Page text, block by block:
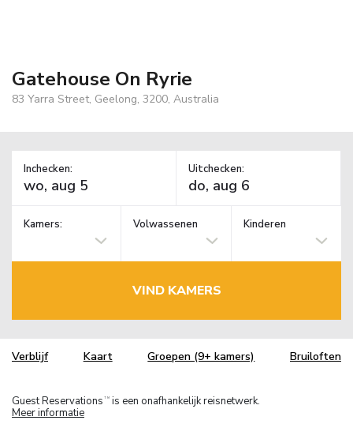
Gatehouse On Ryrie
83 Yarra Street, Geelong, 3200, Australia
Inchecken: Uitchecken:
Kamers: Volwassenen Kinderen
VIND KAMERS
Verblijf Kaart Groepen (9+ kamers) Bruiloften
Guest Reservations TM is een onafhankelijk reisnetwerk.
Meer informatie